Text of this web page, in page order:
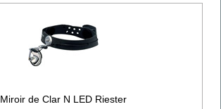
Miroir de Clar N LED Riester